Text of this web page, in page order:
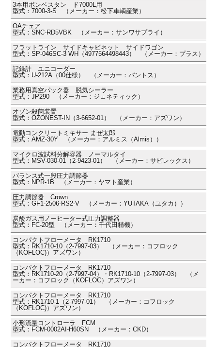
3本用ボンベスタン ド7000L用
型式：7000-3-S （メーカー：松下車輌産業）
OAチェア
型式：SNC-RD5VBK （メーカー：サンワサプライ）
フラットライン サイドキャビネット サイドワゴン
型式：SP-046SC-3 WH（4977564498443） （メーカー：プラス）
記録計 ユニコーダー
型式：U-212A（00仕様） （メーカー：パントス）
業務用真空パック器 脱気シーラー
型式：JP290 （メーカー：ジェネティック）
オゾン殺菌装置
型式：OZONEST-IN（3-6652-01） （メーカー：アズワン）
電動コンクリートミキサー まぜ太郎
型式：AMZ-30Y （メーカー：アルミス（Almis））
マイクロ波試料分解容器 ノーマルタイ
型式：MSV-030-01（2-9423-01） （メーカー：サビレックス）
バランス式一段圧力調節器
型式：NPR-1B （メーカー：ヤマト産業）
圧力調節器 Crown
型式：GF1-2506-RS2-V （メーカー：YUTAKA（ユタカ））
炭酸ガス用ノーヒーター式圧力調整器
型式：FC-20型 （メーカー：千代田精機）
コンパクトフローメータ RK1710
型式：RK1710-10（2-7997-03） （メーカー：コフロック
（KOFLOC)）アズワン）
コンパクトフローメータ RK1710
型式：RK1710-20（2-7997-04）・RK1710-10（2-7997-03） （メ
ーカー：コフロック（KOFLOC）アズワン）
コンパクトフローメータ RK1710
型式：RK1710-1（2-7997-01） （メーカー：コフロック
（KOFLOC)）アズワン）
小形流量コントローラ FCM
型式：FCM-0002AI-H60SN （メーカー：CKD）
コンパクトフローメータ RK1710